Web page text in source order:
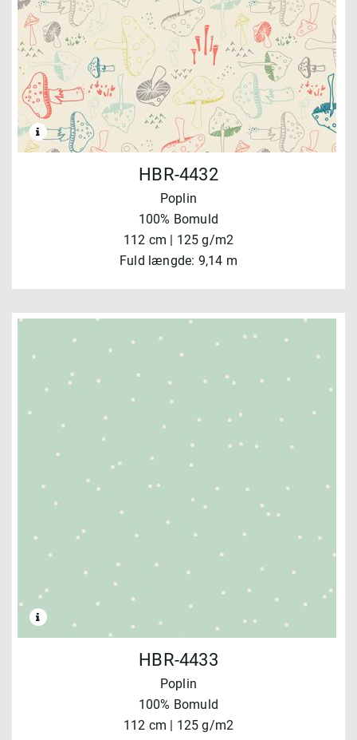
HBR-4432
Poplin
100% Bomuld
112 cm | 125 g/m2
Fuld længde: 9,14 m
HBR-4433
Poplin
100% Bomuld
112 cm | 125 g/m2